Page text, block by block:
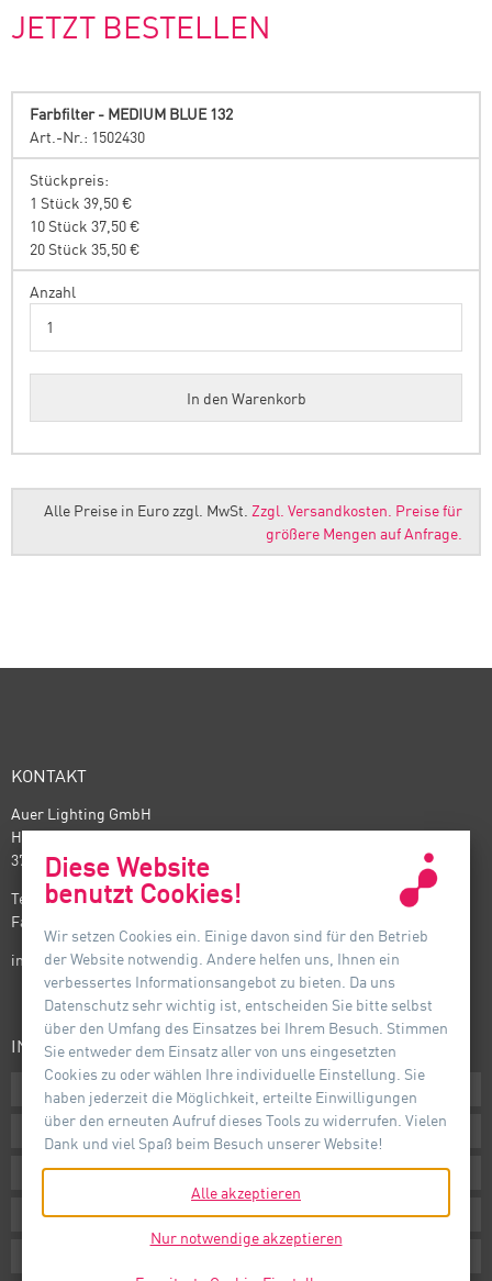
JETZT BESTELLEN
Farbfilter - MEDIUM BLUE 132
Art.-Nr.: 1502430
Stückpreis:
1 Stück 39,50 €
10 Stück 37,50 €
20 Stück 35,50 €
Anzahl
Alle Preise in Euro zzgl. MwSt. Zzgl. Versandkosten. Preise für
größere Mengen auf Anfrage.
KONTAKT
Auer Lighting GmbH
Hildesheimer Straße 35
37581 Bad Gandersheim
Telefon: +49(0) 5382 701 · 0
Fax: +49(0) 5382 701 · 297
info@auer-lighting.com
INFORMATIONEN
Downloads
AGB
Impressum
Datenschutz
Diese Website
benutzt Cookies!
Wir setzen Cookies ein. Einige davon sind für den Betrieb
der Website notwendig. Andere helfen uns, Ihnen ein
verbessertes Informationsangebot zu bieten. Da uns
Datenschutz sehr wichtig ist, entscheiden Sie bitte selbst
über den Umfang des Einsatzes bei Ihrem Besuch. Stimmen
Sie entweder dem Einsatz aller von uns eingesetzten
Cookies zu oder wählen Ihre individuelle Einstellung. Sie
haben jederzeit die Möglichkeit, erteilte Einwilligungen
über den erneuten Aufruf dieses Tools zu widerrufen. Vielen
Dank und viel Spaß beim Besuch unserer Website!
Alle akzeptieren
Nur notwendige akzeptieren